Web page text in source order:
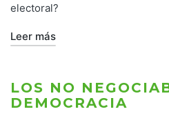
electoral?
Leer más
LOS NO
DEMOCRACIA